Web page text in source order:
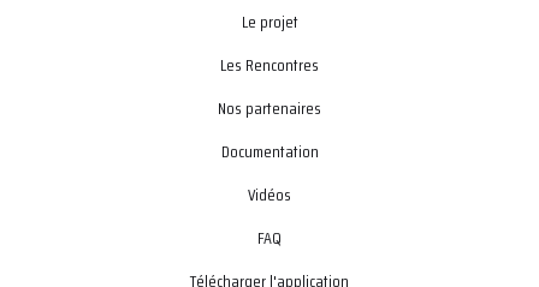
Le projet
Les Rencontres
Nos partenaires
Documentation
Vidéos
FAQ
Télécharger l'application